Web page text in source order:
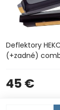
Deflektory
(+zadné)
45 €